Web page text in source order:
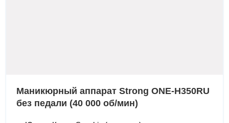
Маникюрный аппарат Strong ONE-H350RU
без педали (40 000 об/мин)